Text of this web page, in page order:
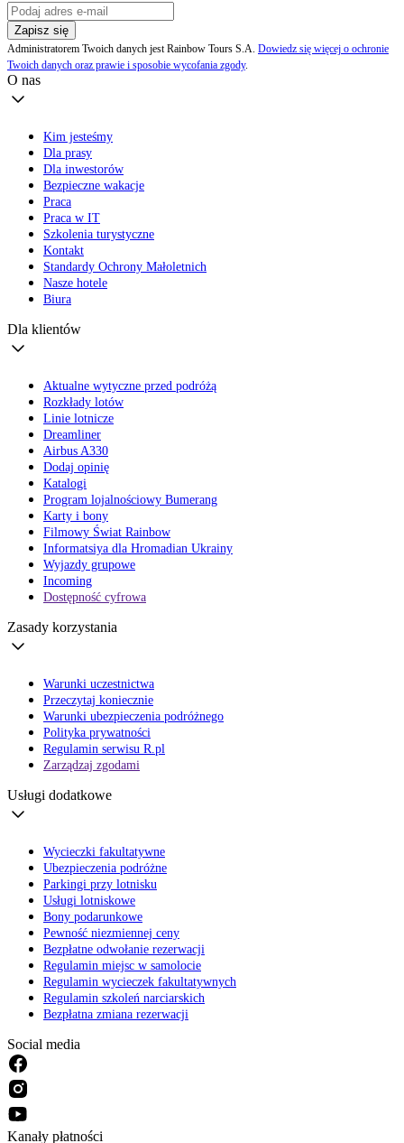
Zapisz się
Administratorem Twoich danych jest Rainbow Tours S.A. Dowiedz się więcej o ochronie
Twoich danych oraz prawie i sposobie wycofania zgody.
O nas
Kim jesteśmy
Dla prasy
Dla inwestorów
Bezpieczne wakacje
Praca
Praca w IT
Szkolenia turystyczne
Kontakt
Standardy Ochrony Małoletnich
Nasze hotele
Biura
Dla klientów
Aktualne wytyczne przed podróżą
Rozkłady lotów
Linie lotnicze
Dreamliner
Airbus A330
Dodaj opinię
Katalogi
Program lojalnościowy Bumerang
Karty i bony
Filmowy Świat Rainbow
Informatsiya dla Hromadian Ukrainy
Wyjazdy grupowe
Incoming
Dostępność cyfrowa
Zasady korzystania
Warunki uczestnictwa
Przeczytaj koniecznie
Warunki ubezpieczenia podróżnego
Polityka prywatności
Regulamin serwisu R.pl
Zarządzaj zgodami
Usługi dodatkowe
Wycieczki fakultatywne
Ubezpieczenia podróżne
Parkingi przy lotnisku
Usługi lotniskowe
Bony podarunkowe
Pewność niezmiennej ceny
Bezpłatne odwołanie rezerwacji
Regulamin miejsc w samolocie
Regulamin wycieczek fakultatywnych
Regulamin szkoleń narciarskich
Bezpłatna zmiana rezerwacji
Social media
Kanały płatności